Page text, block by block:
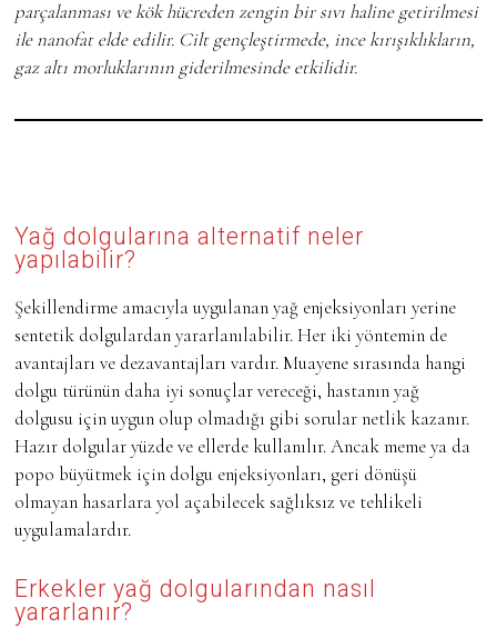
parçalanması ve kök hücreden zengin bir sıvı haline getirilmesi
ile nanofat elde edilir. Cilt gençleştirmede, ince kırışıklıkların,
gaz altı morluklarının giderilmesinde etkilidir.
Yağ dolgularına alternatif neler
yapılabilir?
Şekillendirme amacıyla uygulanan yağ enjeksiyonları yerine
sentetik dolgulardan yararlanılabilir. Her iki yöntemin de
avantajları ve dezavantajları vardır. Muayene sırasında hangi
dolgu türünün daha iyi sonuçlar vereceği, hastanın yağ
dolgusu için uygun olup olmadığı gibi sorular netlik kazanır.
Hazır dolgular yüzde ve ellerde kullanılır. Ancak meme ya da
popo büyütmek için dolgu enjeksiyonları, geri dönüşü
olmayan hasarlara yol açabilecek sağlıksız ve tehlikeli
uygulamalardır.
Erkekler yağ dolgularından nasıl
yararlanır?